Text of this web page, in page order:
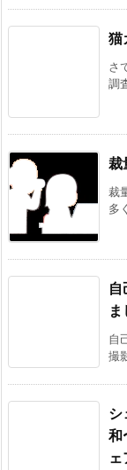
猫
さ
調
裁
裁
多
ま
自
撮
シ
和
ェ